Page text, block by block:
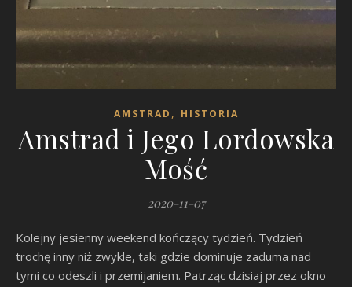
AMSTRAD , HISTORIA
Amstrad i Jego Lordowska
Mość
2020-11-07
Kolejny jesienny weekend kończący tydzień. Tydzień
trochę inny niż zwykle, taki gdzie dominuje zaduma nad
tymi co odeszli i przemijaniem. Patrząc dzisiaj przez okno